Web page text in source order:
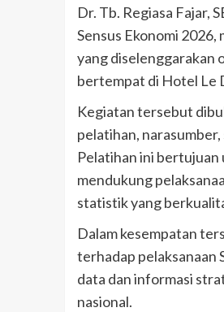
Dr. Tb. Regiasa Fajar,
Sensus Ekonomi
yang diselenggarakan
bertempat di Hotel Le
Kegiatan tersebut
pelatihan,
Pelatihan ini
mendukung
statistik yang
Dalam kesempatan
terhadap pelaksanaan
data dan informasi
nasional.